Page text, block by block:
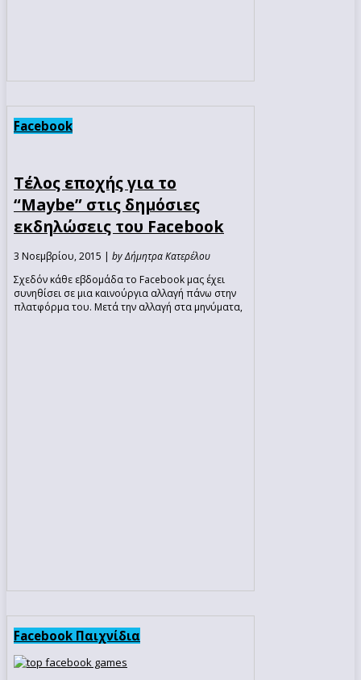
Facebook
Τέλος εποχής για το
“Maybe” στις δημόσιες
εκδηλώσεις του Facebook
3 Νοεμβρίου, 2015 | by Δήμητρα Κατερέλου
Σχεδόν κάθε εβδομάδα το Facebook μας έχει
συνηθίσει σε μια καινούργια αλλαγή πάνω στην
πλατφόρμα του. Μετά την αλλαγή στα μηνύματα,
Facebook Παιχνίδια